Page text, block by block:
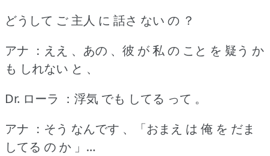
どうして ご 主人 に 話さ ない の ？
アナ ：ええ 、あの 、彼 が 私 の こと を 疑う か
も しれない と 、
Dr. ローラ ：浮気 でも してる って 。
アナ ：そう なんです 、「おまえ は 俺 を だま
してる の か 」…